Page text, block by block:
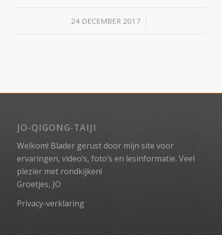
24 DECEMBER 2017
/
JO-QIGONG-TAIJI
Welkom! Blader gerust door mijn site voor
ervaringen, video’s, foto’s en lesinformatie. Veel
plezier met rondkijken!
Groetjes, JO
Privacy-verklaring